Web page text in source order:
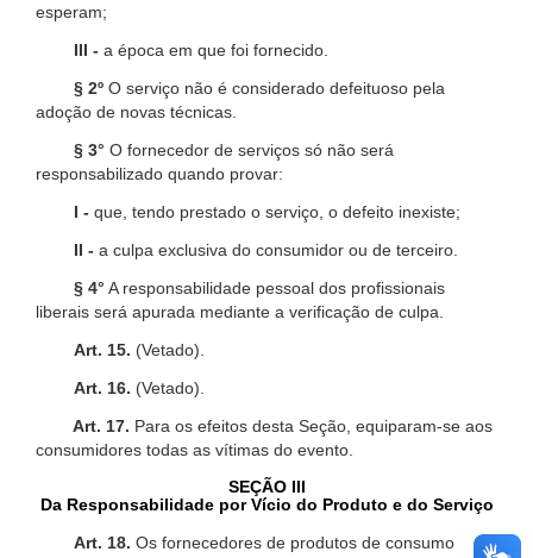
esperam;
III - a época em que foi fornecido.
§ 2º O serviço não é considerado defeituoso pela
adoção de novas técnicas.
§ 3° O fornecedor de serviços só não será
responsabilizado quando provar:
I - que, tendo prestado o serviço, o defeito inexiste;
II - a culpa exclusiva do consumidor ou de terceiro.
§ 4° A responsabilidade pessoal dos profissionais
liberais será apurada mediante a verificação de culpa.
Art. 15. (Vetado).
Art. 16. (Vetado).
Art. 17. Para os efeitos desta Seção, equiparam-se aos
consumidores todas as vítimas do evento.
SEÇÃO III
Da Responsabilidade por Vício do Produto e do Serviço
Art. 18. Os fornecedores de produtos de consumo